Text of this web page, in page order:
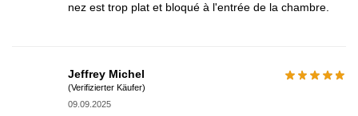
nez est trop plat et bloqué à l'entrée de la chambre.
Jeffrey Michel
(Verifizierter Käufer)
09.09.2025